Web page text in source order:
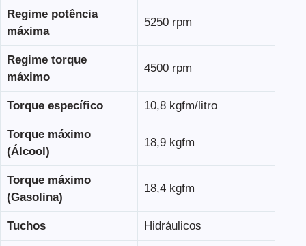
Regime potência
máxima
5250 rpm
Regime torque
máximo
4500 rpm
Torque específico 10,8 kgfm/litro
Torque máximo
(Álcool)
18,9 kgfm
Torque máximo
(Gasolina)
18,4 kgfm
Tuchos Hidráulicos